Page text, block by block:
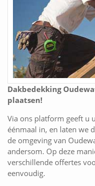
Dakbedekking
plaatsen!
Via ons platform geeft u
éénmaal in, en laten we
de omgeving van
andersom. Op deze
verschillende offertes
eenvoudig.